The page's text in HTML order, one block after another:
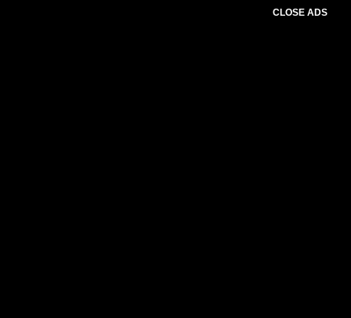
CLOSE ADS